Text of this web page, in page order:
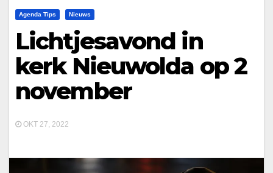
Agenda Tips Nieuws
Lichtjesavond in
kerk Nieuwolda op 2
november
OKT 27, 2022